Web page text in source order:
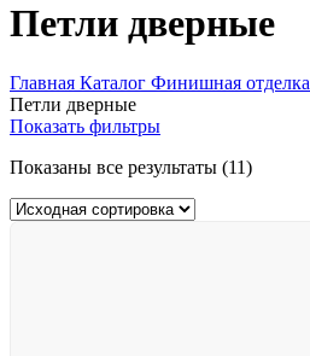
Петли дверные
Главная Каталог Финишная отделка
Петли дверные
Показать фильтры
Показаны все результаты (11)